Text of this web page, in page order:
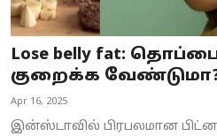
World
Astrology
Spirituality
Lose belly fat:
குறைக்க
Apr 16, 2025
இன்ஸ்டாவில் பிரபலமான